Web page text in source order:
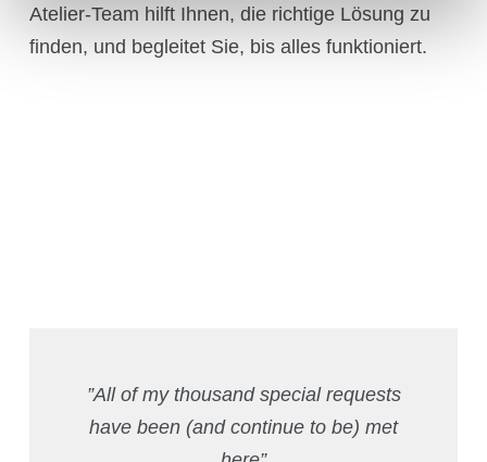
Atelier-Team hilft Ihnen, die richtige Lösung zu
finden, und begleitet Sie, bis alles funktioniert.
”All of my thousand special requests
have been (and continue to be) met